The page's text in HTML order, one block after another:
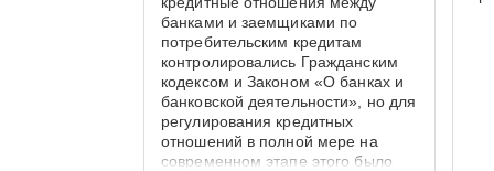
банками и заемщиками по
потребительским кредитам
контролировались Гражданским
кодексом и Законом «О банках и
банковской деятельности», но для
регулирования кредитных
отношений в полной мере на
современном этапе этого было